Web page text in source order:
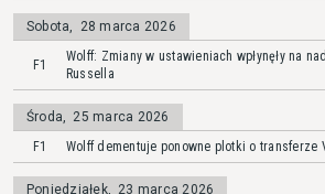
Sobota, 28 marca 2026
F1
Wolff: Zmiany w ustawieniach wpłynęły na
Russella
Środa, 25 marca 2026
F1
Wolff dementuje ponowne plotki o transferze
Poniedziałek, 23 marca 2026